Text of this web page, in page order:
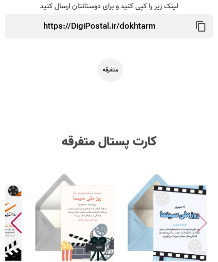
لینک زیر را کپی کنید و برای دوستانتان ارسال کنید
متفرقه
کارت پستال متفرقه